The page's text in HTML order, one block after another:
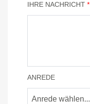
IHRE NACHRICHT *
ANREDE
Anrede wählen...